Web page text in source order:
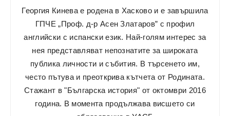
Георгия Кинева е родена в Хасково и е завършила
ГПЧЕ „Проф. д-р Асен Златаров” с профил
английски с испански език. Най-голям интерес за
нея представляват непознатите за широката
публика личности и събития. В търсенето им,
често пътува и преоткрива кътчета от Родината.
Стажант в "Българска история" от октомври 2016
година. В момента продължава висшето си